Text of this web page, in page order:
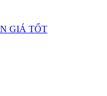
GIÁ TỐT